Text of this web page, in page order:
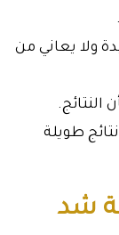
ولا يعاني من
النتائج.
طويلة
شد